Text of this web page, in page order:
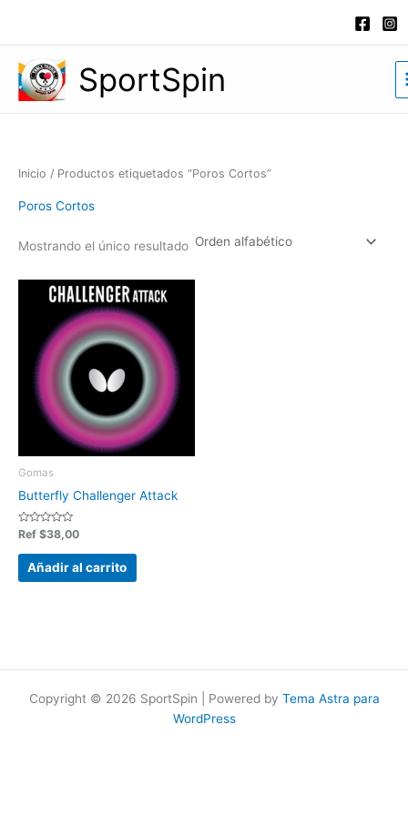
contenido
SportSpin
Inicio / Productos etiquetados “Poros Cortos”
Poros Cortos
Mostrando el único resultado
Gomas
Butterfly Challenger Attack
Valorado
0
Ref $38,00
Añadir al carrito
Copyright © 2026 SportSpin | Powered by Tema Astra para
WordPress